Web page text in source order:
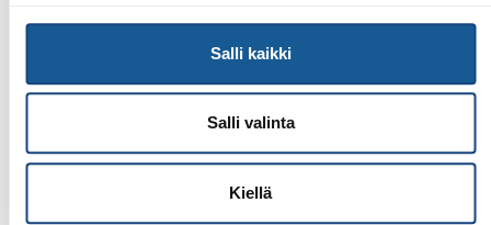
Salli kaikki
Salli valinta
Kiellä